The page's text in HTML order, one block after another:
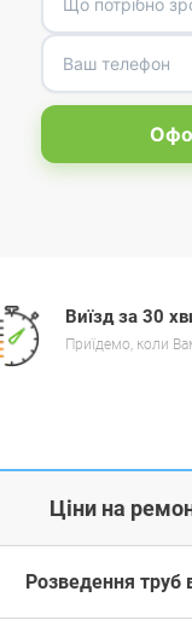
Виїзд за 30
Приїдемо, коли
Ціни на
Розведення труб